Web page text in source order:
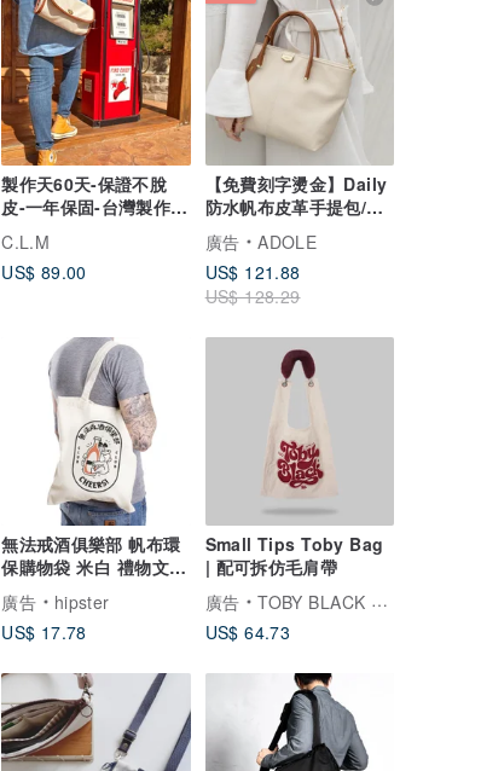
製作天60天-保證不脫
皮-一年保固-台灣製作-
C.L.M
US$ 89.00
【免費刻字燙金】Daily
防水帆布皮革手提包/米
(客製化禮物)
廣告
ADOLE
US$ 121.88
US$ 128.29
無法戒酒俱樂部 帆布環
保購物袋 米白 禮物文青
聖誕交換托特包
廣告
hipster
US$ 17.78
Small Tips Toby Bag
| 配可拆仿毛肩帶
廣告
TOBY BLACK 托比小黑
US$ 64.73